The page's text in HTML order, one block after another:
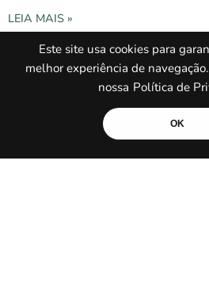
Este site usa cookies para
melhor experiência de
nossa Política de
OK
LEIA MAIS »